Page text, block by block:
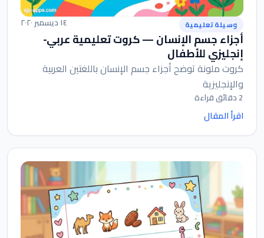
وسيلة تعليمية ١٤ ديسمبر ٢٠٢٠
أجزاء جسم الإنسان — كروت تعليمية عربي-
إنجليزي للأطفال
كروت ملونة توضح أجزاء جسم الإنسان باللغتين العربية
والإنجليزية
2 دقائق قراءة
اقرأ المقال